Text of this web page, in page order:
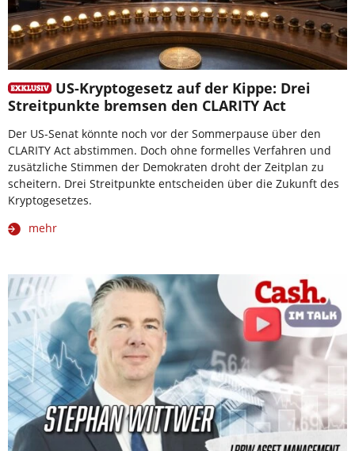
US-Kryptogesetz auf der Kippe: Drei
Streitpunkte bremsen den CLARITY Act
Der US-Senat könnte noch vor der Sommerpause über den
CLARITY Act abstimmen. Doch ohne formelles Verfahren und
zusätzliche Stimmen der Demokraten droht der Zeitplan zu
scheitern. Drei Streitpunkte entscheiden über die Zukunft des
Kryptogesetzes.
mehr